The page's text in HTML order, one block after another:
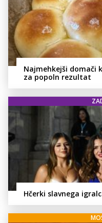
Najmehkejši domači
za popoln rezultat
Hčerki slavnega